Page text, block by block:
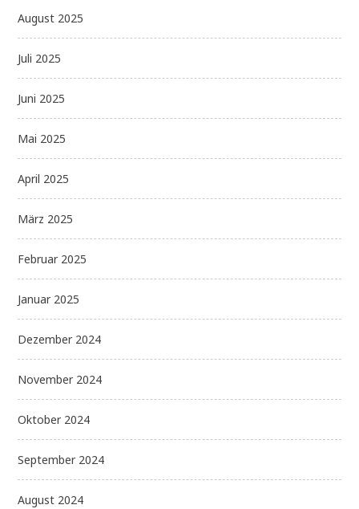
August 2025
Juli 2025
Juni 2025
Mai 2025
April 2025
März 2025
Februar 2025
Januar 2025
Dezember 2024
November 2024
Oktober 2024
September 2024
August 2024